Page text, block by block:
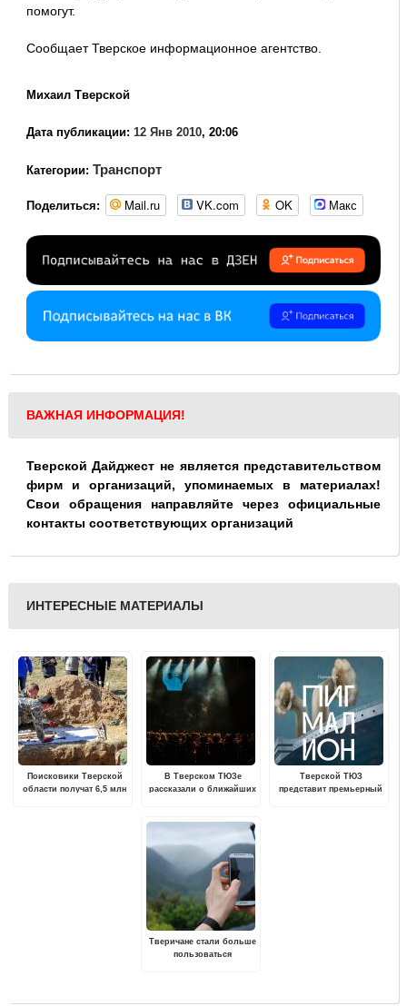
помогут.
Сообщает Тверское информационное агентство.
Михаил Тверской
Дата публикации: 12 Янв 2010, 20:06
Категории: Транспорт
Поделиться: Mail.ru VK.com OK Макс
ВАЖНАЯ ИНФОРМАЦИЯ!
Тверской Дайджест не является представительством
фирм и организаций, упоминаемых в материалах!
Свои обращения направляйте через официальные
контакты соответствующих организаций
ИНТЕРЕСНЫЕ МАТЕРИАЛЫ
Поисковики Тверской
области получат 6,5 млн
В Тверском ТЮЗе
рассказали о ближайших
Тверской ТЮЗ
представит премьерный
Тверичане стали больше
пользоваться